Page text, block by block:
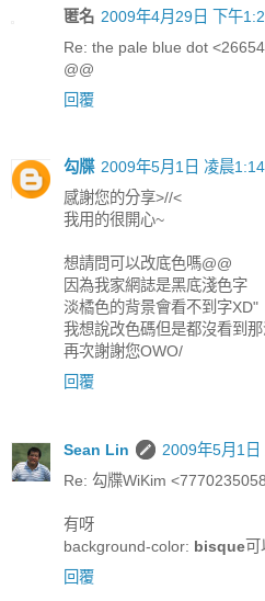
匿名 2009年4月29日 下午
Re: the pale blue dot
@@
回覆
勾牒 2009年5月1日 凌晨1:14
感謝您的分享>//<
我用的很開心~
想請問可以改底色嗎@@
因為我家網誌是黑底淺色字
淡橘色的背景會看不到字XD"
我想說改色碼但是都沒看到
再次謝謝您OWO/
回覆
Sean Lin
2009年5月1日
Re: 勾牒WiKim
有呀
background-color: bisque
回覆